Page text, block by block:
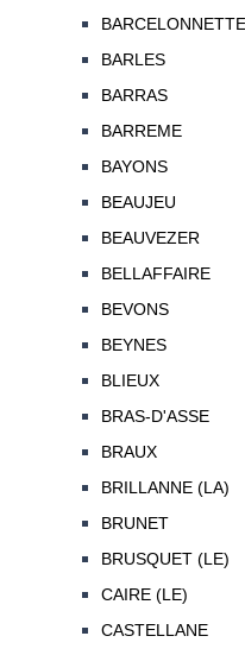
BARCELONNETTE
BARLES
BARRAS
BARREME
BAYONS
BEAUJEU
BEAUVEZER
BELLAFFAIRE
BEVONS
BEYNES
BLIEUX
BRAS-D'ASSE
BRAUX
BRILLANNE (LA)
BRUNET
BRUSQUET (LE)
CAIRE (LE)
CASTELLANE